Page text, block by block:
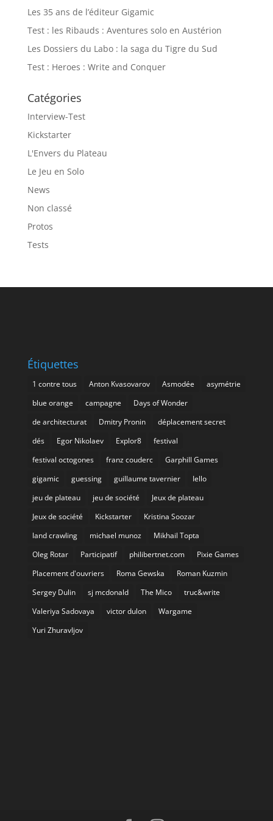
Les 35 ans de l’éditeur Gigamic
Test : les Ribauds : Aventures solo en Austérion
Les Dossiers du Labo : la saga du Tigre du Sud
Test : Heroes : Write and Conquer
Catégories
Interview-Test
Kickstarter
L'Envers du Plateau
Le Jeu en Solo
News
Non classé
Protos
Tests
Étiquettes
1 contre tous Anton Kvasovarov Asmodée
asymétrie
blue orange
campagne
Days of Wonder
de architecturat
Dmitry Pronin
déplacement secret
dés
Egor Nikolaev Explor8
festival
festival octogones
franz couderc
Garphill Games
gigamic
guessing guillaume tavernier
Iello
jeu de plateau
jeu de société
Jeux de plateau
Jeux de société
Kickstarter
Kristina Soozar
land crawling
michael munoz
Mikhail Topta
Oleg Rotar
Participatif philibertnet.com
Pixie Games
Placement d'ouvriers
Roma Gewska
Roman Kuzmin
Sergey Dulin
sj mcdonald The Mico
truc&write
Valeriya Sadovaya
victor dulon
Wargame
Yuri Zhuravljov